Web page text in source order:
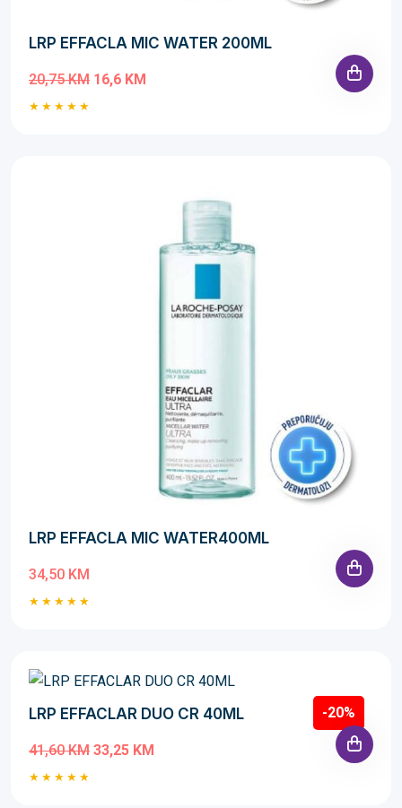
LRP EFFACLA MIC WATER 200ML
20,75 KM 16,6 KM
LRP EFFACLA MIC WATER400ML
34,50 KM
-20%
LRP EFFACLAR DUO CR 40ML
41,60 KM 33,25 KM